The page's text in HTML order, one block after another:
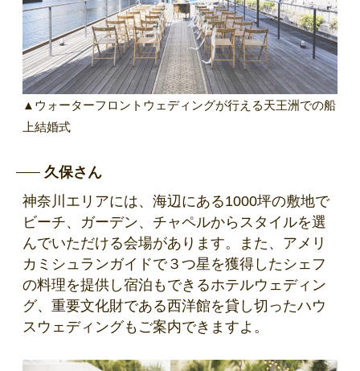
▲ウォーターフロントウェディングが行える天王洲での船
上結婚式
久保さん
神奈川エリアには、海辺にある1000坪の敷地で
ビーチ、ガーデン、チャペルからスタイルを選
んでいただける会場があります。また、アメリ
カミシュランガイドで３つ星を獲得したシェフ
の料理を提供し宿泊もできるホテルウェディン
グ、重要文化財である西洋館を貸し切ったハウ
スウェディングもご案内できますよ。